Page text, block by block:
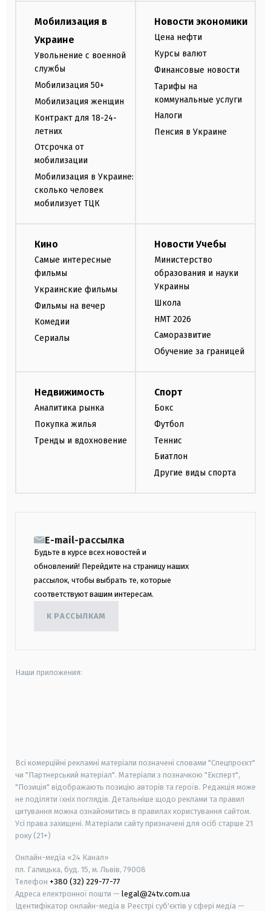
Мобилизация в
Украине
Увольнение с военной
службы
Мобилизация 50+
Мобилизация женщин
Контракт для 18-24-
летних
Отсрочка от
мобилизации
Мобилизация в Украине:
сколько человек
мобилизует ТЦК
Новости экономики
Цена нефти
Курсы валют
Финансовые новости
Тарифы на
коммунальные услуги
Налоги
Пенсия в Украине
Кино
Самые интересные
фильмы
Украинские фильмы
Фильмы на вечер
Комедии
Сериалы
Новости Учебы
Министерство
образования и науки
Украины
Школа
НМТ 2026
Саморазвитие
Обучение за границей
Недвижимость
Аналитика рынка
Покупка жилья
Тренды и вдохновение
Спорт
Бокс
Футбол
Теннис
Биатлон
Другие виды спорта
E-mail-рассылка
Будьте в курсе всех новостей и
обновлений! Перейдите на страницу наших
рассылок, чтобы выбрать те, которые
соответствуют вашим интересам.
К РАССЫЛКАМ
Наши приложения:
Всі комерційні рекламні матеріали позначені словами "Спецпроєкт"
чи "Партнерський матеріал". Матеріали з позначкою "Експерт",
"Позиція" відображають позицію авторів та героїв. Редакція може
не поділяти їхніх поглядів. Детальніше щодо реклами та правил
цитування можна ознайомитись в правилах користування сайтом.
Усі права захищені. Матеріали сайту призначені для осіб старше 21
року (21+)
Онлайн-медіа «24 Канал»
пл. Галицька, буд. 15, м. Львів, 79008
Телефон +380 (32) 229-77-77
Адреса електронної пошти — legal@24tv.com.ua
Ідентифікатор онлайн-медіа в Реєстрі суб'єктів у сфері медіа —